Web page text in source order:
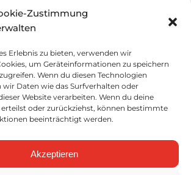
Zustimmung
Erlebnis zu bieten, verwenden wir
um Geräteinformationen zu speichern
Wenn du diesen Technologien
Daten wie das Surfverhalten oder
Website verarbeiten. Wenn du deine
oder zurückziehst, können bestimmte
beeinträchtigt werden.
Akzeptieren